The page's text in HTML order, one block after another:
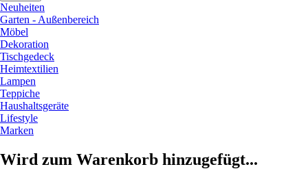
Neuheiten
Garten - Außenbereich
Möbel
Dekoration
Tischgedeck
Heimtextilien
Lampen
Teppiche
Haushaltsgeräte
Lifestyle
Marken
Wird zum Warenkorb hinzugefügt...